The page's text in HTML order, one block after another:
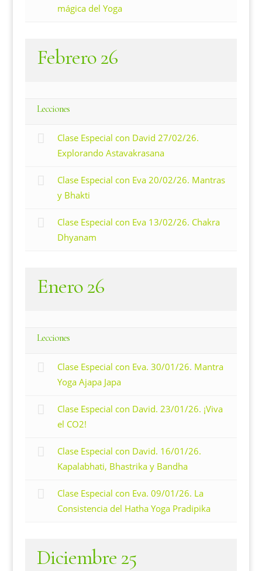
mágica del Yoga
Febrero 26
Lecciones
Clase Especial con David 27/02/26.
Explorando Astavakrasana
Clase Especial con Eva 20/02/26. Mantras
y Bhakti
Clase Especial con Eva 13/02/26. Chakra
Dhyanam
Enero 26
Lecciones
Clase Especial con Eva. 30/01/26. Mantra
Yoga Ajapa Japa
Clase Especial con David. 23/01/26. ¡Viva
el CO2!
Clase Especial con David. 16/01/26.
Kapalabhati, Bhastrika y Bandha
Clase Especial con Eva. 09/01/26. La
Consistencia del Hatha Yoga Pradipika
Diciembre 25